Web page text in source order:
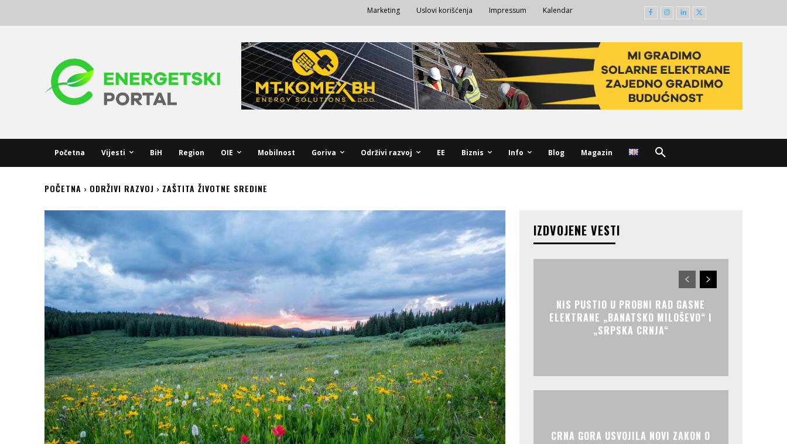
Marketing Uslovi korišćenja Impressum Kalendar
Početna Vijesti BiH Region OIE Mobilnost Goriva Održivi razvoj EE Biznis Info Blog Magazin
POČETNA ODRŽIVI RAZVOJ ZAŠTITA ŽIVOTNE SREDINE
IZDVOJENE VESTI
NIS PUSTIO U PROBNI RAD GASNE
ELEKTRANE „BANATSKO MILOŠEVO“ I
„SRPSKA CRNJA“
CRNA GORA USVOJILA NOVI ZAKON O